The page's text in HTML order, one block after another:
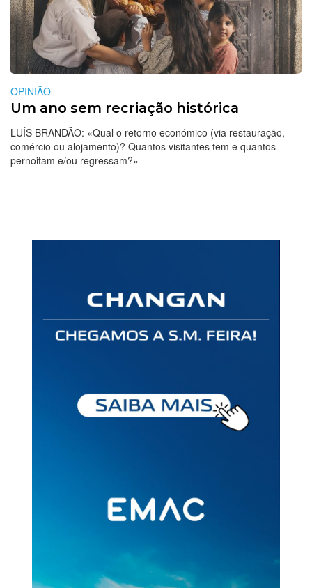
OPINIÃO
Um ano sem recriação histórica
LUÍS BRANDÃO: «Qual o retorno económico (via restauração,
comércio ou alojamento)? Quantos visitantes tem e quantos
pernoitam e/ou regressam?»